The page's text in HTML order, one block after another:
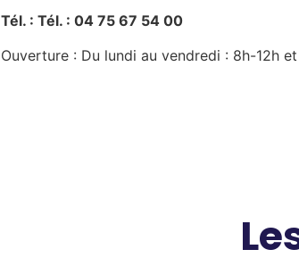
Tél. : Tél. : 04 75 67 54 00
Ouverture : Du lundi au vendredi : 8h-12h et